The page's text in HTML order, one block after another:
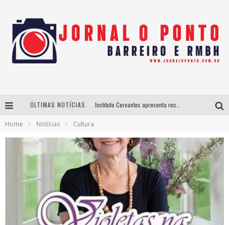
ÚLTIMAS NOTÍCIAS
BH recebe nesta quinta-feira lançamento do jogo “Coleta Seletiva” com roda de conversa entre agentes da sustentabilidade
Projeta Cultura abre inscrições gratuitas em São João del-Rei para oficinas de elaboração de projetos culturais e inteligência artificial
Home Notícias Cultura